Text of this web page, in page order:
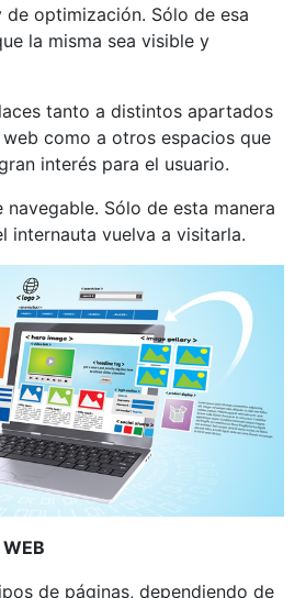
de optimización. Sólo de esa
la misma sea visible y
tanto a distintos apartados
como a otros espacios que
interés para el usuario.
Sólo de esta manera
internauta vuelva a visitarla.
WEB
de páginas, dependiendo de